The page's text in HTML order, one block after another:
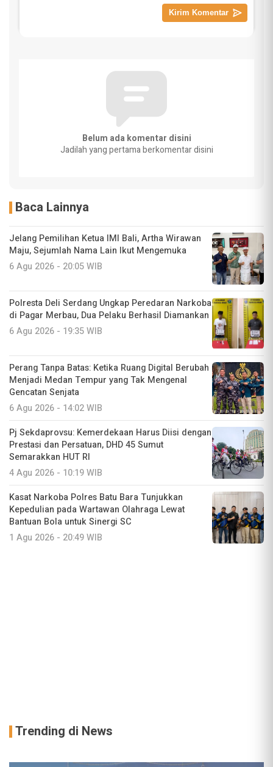
Belum ada komentar disini
Jadilah yang pertama berkomentar disini
Baca Lainnya
Jelang Pemilihan Ketua IMI Bali, Artha Wirawan
Maju, Sejumlah Nama Lain Ikut Mengemuka
6 Agu 2026 - 20:05 WIB
Polresta Deli Serdang Ungkap Peredaran Narkoba
di Pagar Merbau, Dua Pelaku Berhasil Diamankan
6 Agu 2026 - 19:35 WIB
Perang Tanpa Batas: Ketika Ruang Digital Berubah
Menjadi Medan Tempur yang Tak Mengenal
Gencatan Senjata
6 Agu 2026 - 14:02 WIB
Pj Sekdaprovsu: Kemerdekaan Harus Diisi dengan
Prestasi dan Persatuan, DHD 45 Sumut
Semarakkan HUT RI
4 Agu 2026 - 10:19 WIB
Kasat Narkoba Polres Batu Bara Tunjukkan
Kepedulian pada Wartawan Olahraga Lewat
Bantuan Bola untuk Sinergi SC
1 Agu 2026 - 20:49 WIB
Trending di News